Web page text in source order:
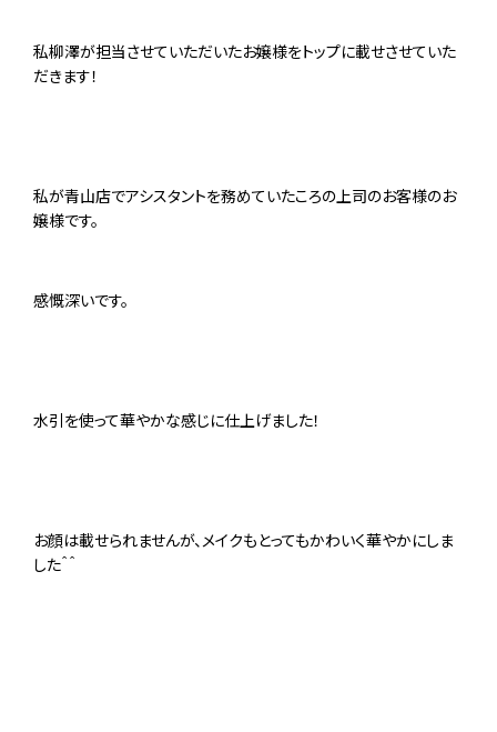
私柳澤が担当させていただいたお嬢様をトップに載せさせていた
だきます！
私が青山店でアシスタントを務めていたころの上司のお客様のお
嬢様です。
感慨深いです。
水引を使って華やかな感じに仕上げました！
お顔は載せられませんが、メイクもとってもかわいく華やかにしま
した＾＾